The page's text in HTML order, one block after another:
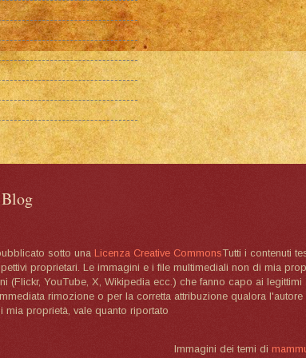
sotto una Licenza Creative CommonsTutti i contenuti
proprietari. Le immagini e i file multimediali non di mia
(Flickr, YouTube, X, Wikipedia ecc.) che fanno capo ai
rimozione o per la corretta attribuzione qualora
mia proprietà, vale quanto riportato
Immagini dei temi di